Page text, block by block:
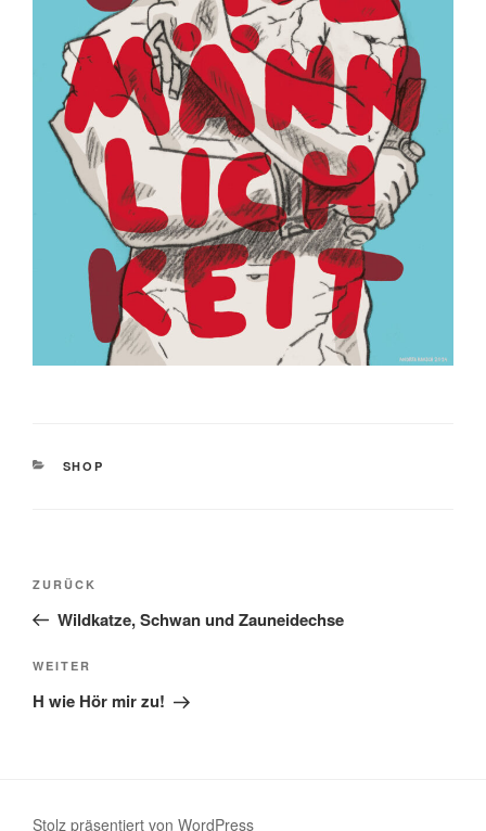
KATEGORIEN
SHOP
Beitragsnavigation
Vorheriger
Beitrag
ZURÜCK
Wildkatze, Schwan und Zauneidechse
Nächster
Beitrag
WEITER
H wie Hör mir zu!
Stolz präsentiert von WordPress